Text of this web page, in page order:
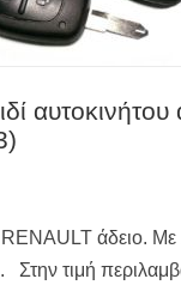
αυτοκινήτου
RENAULT άδειο.
τιμή